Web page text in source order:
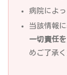
病院によ
当該情報
一切責任
めご了承く